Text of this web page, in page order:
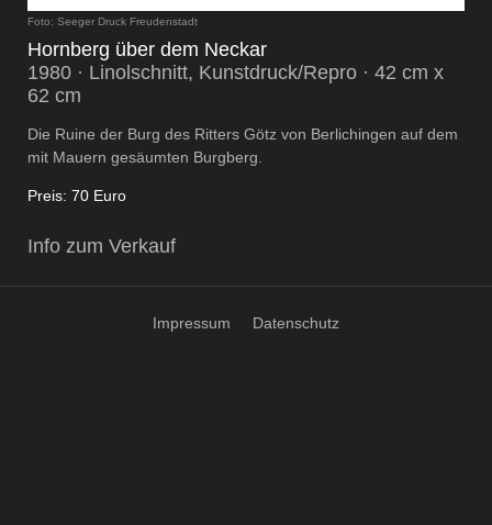
Foto: Seeger Druck Freudenstadt
Hornberg über dem Neckar
1980 · Linolschnitt, Kunstdruck/Repro · 42 cm x
62 cm
Die Ruine der Burg des Ritters Götz von Berlichingen auf dem
mit Mauern gesäumten Burgberg.
Preis: 70 Euro
Info zum Verkauf
Impressum Datenschutz